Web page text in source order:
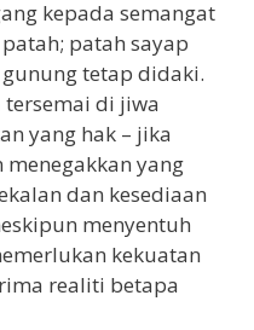
kepada semangat
patah sayap
tetap didaki.
di jiwa
yang hak – jika
yang
dan kesediaan
menyentuh
kekuatan
realiti betapa